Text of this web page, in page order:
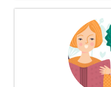
Territoire Napoléon
Chemins de randonnée
Via Ferrata
Taxe de séjour & Tourisme
La taxe de séjour